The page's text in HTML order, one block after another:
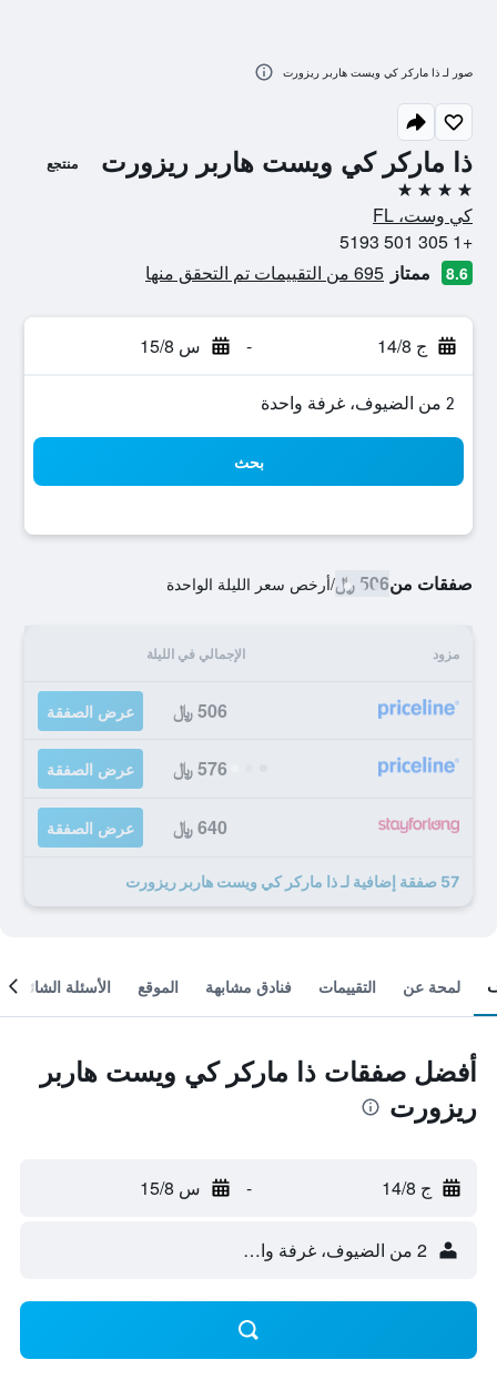
ذا ماركر كي ويست هاربر ريزورت منتجع
4 نجوم
كي وست، FL
+1 305 501 5193
8.6 ممتاز 695 من التقييمات تم التحقق منها
ج 14/8 - س 15/8
2 من الضيوف، غرفة واحدة
بحث
صفقات من506 ﷼ /أرخص سعر الليلة الواحدة
مزود الإجمالي في الليلة
506 ﷼ عرض الصفقة
576 ﷼ عرض الصفقة
640 ﷼ عرض الصفقة
57 صفقة إضافية لـ ذا ماركر كي ويست هاربر ريزورت
صور لـ ذا ماركر كي ويست هاربر ريزورت
لمحة عن التقييمات فنادق مشابهة الموقع الأسئلة الشائعة
أفضل صفقات ذا ماركر كي ويست هاربر
ريزورت
ج 14/8 - س 15/8
2 من الضيوف، غرفة واحدة